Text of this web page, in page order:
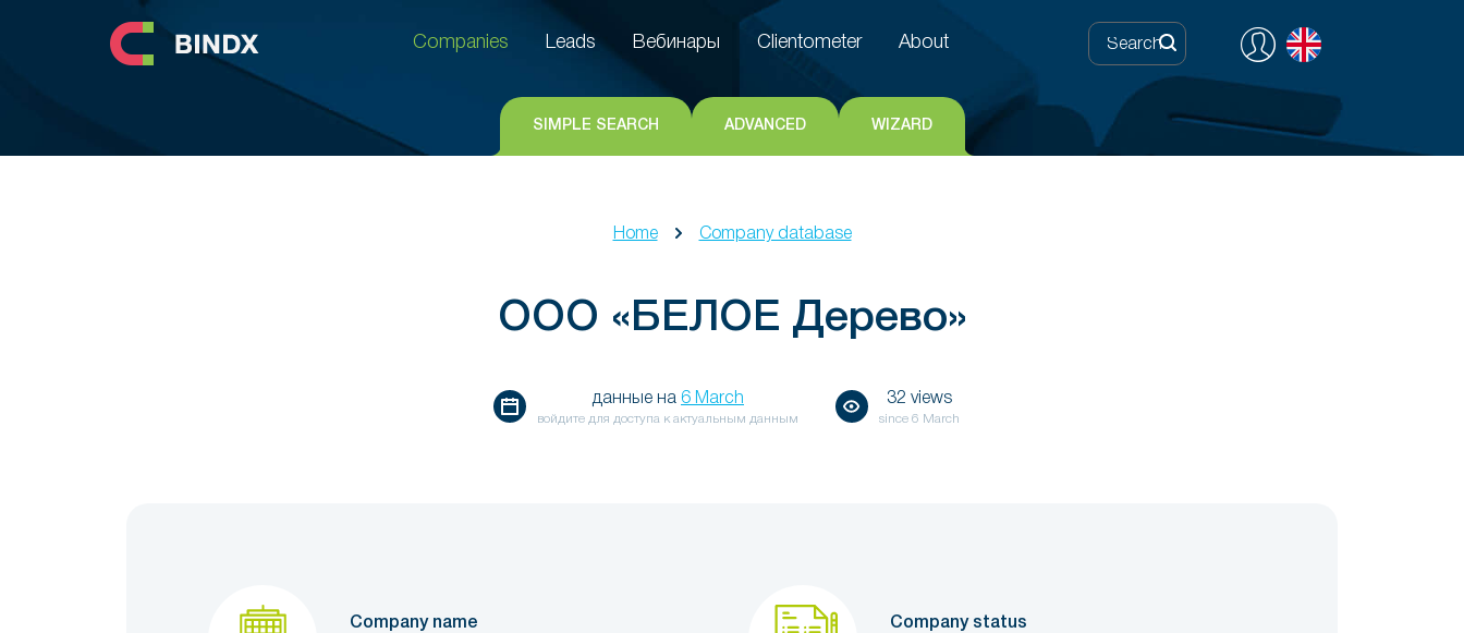
Clientometer
Companies
Leads Вебинары Clientometer About
SIMPLE SEARCH ADVANCED WIZARD
Home Company database
ООО «БЕЛОЕ Дерево»
данные на 6 March
войдите для доступа к актуальным данным
32 views
since 6 March
Company name Company status